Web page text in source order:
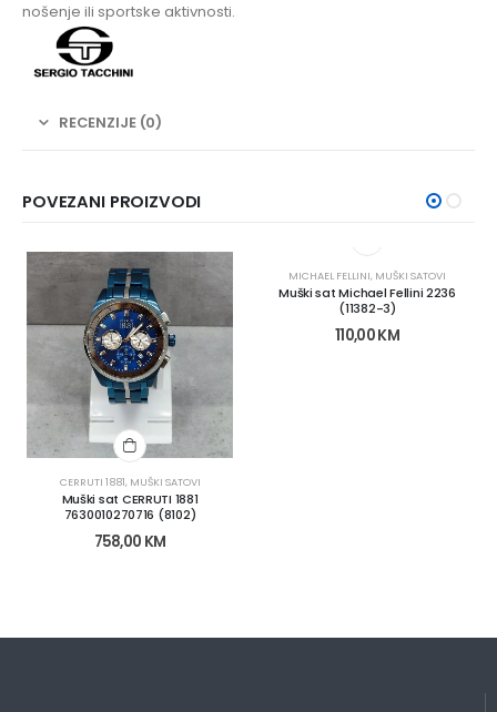
nošenje ili sportske aktivnosti.
RECENZIJE (0)
POVEZANI PROIZVODI
CERRUTI 1881, MUŠKI SATOVI
Muški sat CERRUTI 1881
7630010270716 (8102)
758,00 KM
MICHAEL FELLINI, MUŠKI SATOVI
Muški sat Michael Fellini 2236
(11382-3)
110,00KM